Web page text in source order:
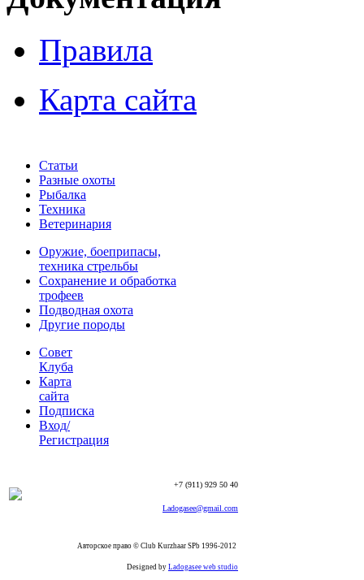
Правила
Карта сайта
Статьи
Разные охоты
Рыбалка
Техника
Ветеринария
Оружие, боеприпасы,
техника стрельбы
Сохранение и обработка
трофеев
Подводная охота
Другие породы
Совет
Клуба
Карта
сайта
Подписка
Вход/
Регистрация
+7 (911) 929 50 40
Ladogasee@gmail.com
Авторское право © Club Kurzhaar SPb 1996-2012
Designed by Ladogasee web studio